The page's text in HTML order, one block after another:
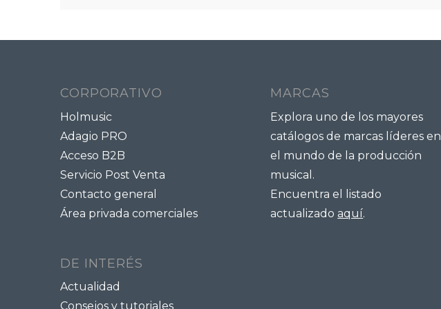
CORPORATIVO
Holmusic
Adagio PRO
Acceso B2B
Servicio Post Venta
Contacto general
Área privada comerciales
DE INTERÉS
Actualidad
Consejos y tutoriales
MARCAS
Explora uno de los mayores
catálogos de marcas líderes en
el mundo de la producción
musical.
Encuentra el listado
actualizadoaquí.